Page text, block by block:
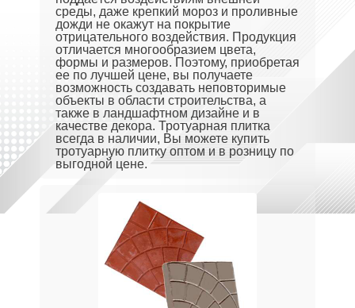
среды, даже крепкий мороз и проливные
дожди не окажут на покрытие
отрицательного воздействия. Продукция
отличается многообразием цвета,
формы и размеров. Поэтому, приобретая
ее по лучшей цене, вы получаете
возможность создавать неповторимые
объекты в области строительства, а
также в ландшафтном дизайне и в
качестве декора. Тротуарная плитка
всегда в наличии, Вы можете купить
тротуарную плитку оптом и в розницу по
выгодной цене.